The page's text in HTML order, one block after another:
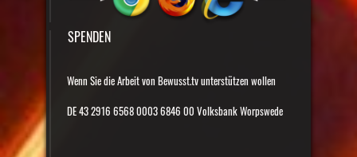
SPENDEN
Wenn Sie die Arbeit von Bewusst.tv unterstützen wollen
DE 43 2916 6568 0003 6846 00 Volksbank Worpswede